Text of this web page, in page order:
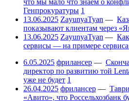
Генпрокуратуры 1
13.06.2025 ZayunyaTyan —
показывают клиентам через
13.06.2025 ZayunyaTyan —
сервисы — на примере
6.05.2025 фрилансер —
директор по развитию той
уже не будет 1
26.04.2025 фрилансер —
«Авито», что Россельхозбанк